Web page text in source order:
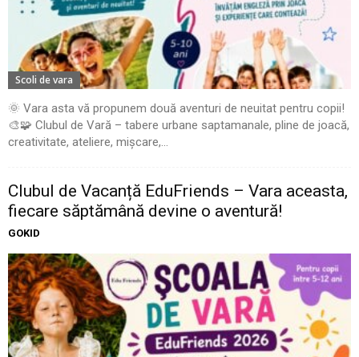
Scoli de vara
🌞 Vara asta vă propunem două aventuri de neuitat pentru copii!
🎨🧩 Clubul de Vară – tabere urbane saptamanale, pline de joacă,
creativitate, ateliere, mișcare,...
Clubul de Vacanță EduFriends – Vara aceasta,
fiecare săptămână devine o aventură!
GOKID